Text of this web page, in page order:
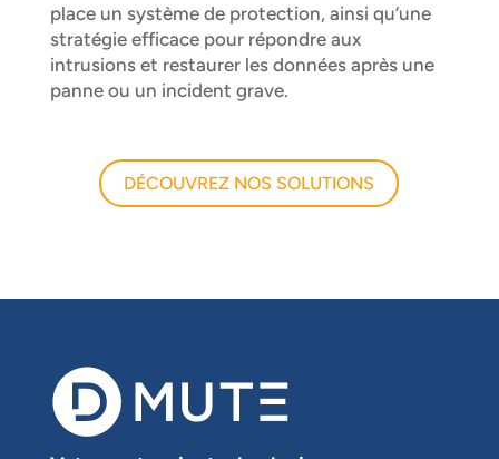
place un système de protection, ainsi qu’une
stratégie efficace pour répondre aux
intrusions et restaurer les données après une
panne ou un incident grave.
DÉCOUVREZ NOS SOLUTIONS